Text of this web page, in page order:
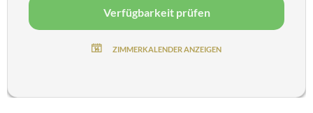
HD-TV, Radio, Safe
Kostenloses W-Lan Internet
Mit Balkon und Blick auf die Berge
Verfügbarkeit prüfen
ZIMMERKALENDER ANZEIGEN